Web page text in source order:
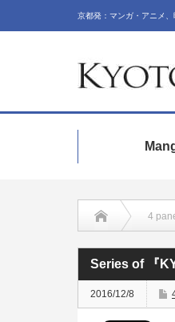
京都発：マンガ・アニメ
4
Series of 『
2016/12/8